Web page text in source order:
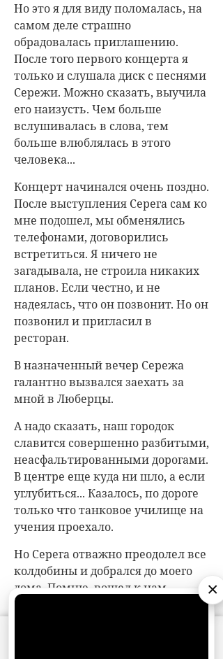
Но это я для виду поломалась, на
самом деле страшно
обрадовалась приглашению.
После того первого концерта я
только и слушала диск с песнями
Сережи. Можно сказать, выучила
его наизусть. Чем больше
вслушивалась в слова, тем
больше влюблялась в этого
человека...
Концерт начинался очень поздно.
После выступления Серега сам ко
мне подошел, мы обменялись
телефонами, договорились
встретиться. Я ничего не
загадывала, не строила никаких
планов. Если честно, и не
надеялась, что он позвонит. Но он
позвонил и пригласил в
ресторан.
В назначенный вечер Сережа
галантно вызвался заехать за
мной в Люберцы.
А надо сказать, наш городок
славится совершенно разбитыми,
неасфальтированными дорогами.
В центре еще куда ни шло, а если
углубиться... Казалось, по дороге
только что танковое училище на
учения проехало.
Но Серега отважно преодолел все
колдобины и добрался до моего
дома. Помню, вошел к нам
улыбающийся, в шапке-ушанке,
×